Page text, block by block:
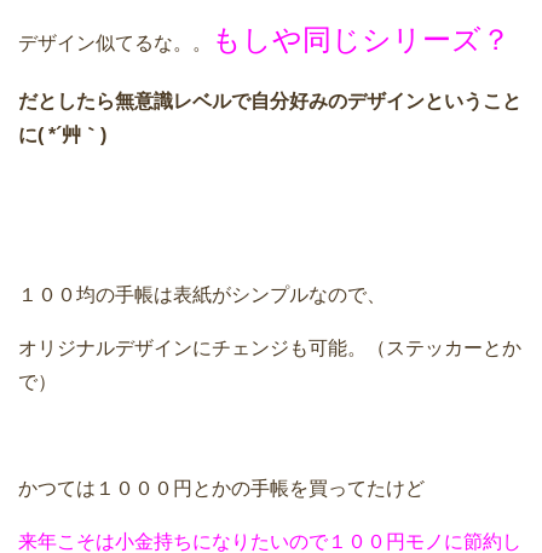
デザイン似てるな。。 もしや同じシリーズ？
だとしたら無意識レベルで自分好みのデザインということ
に( *´艸｀)
１００均の手帳は表紙がシンプルなので、
オリジナルデザインにチェンジも可能。（ステッカーとか
で）
かつては１０００円とかの手帳を買ってたけど
来年こそは小金持ちになりたいので１００円モノに節約し